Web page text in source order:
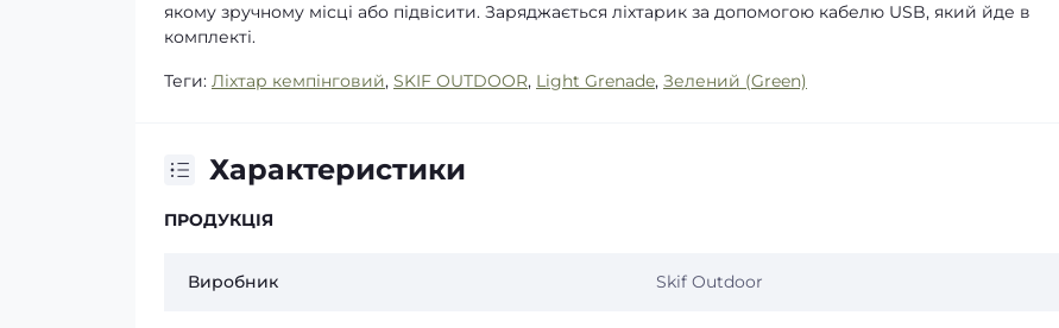
якому зручному місці або підвісити. Заряджається ліхтарик за допомогою кабелю USB, який йде в
комплекті.
Теги: Ліхтар кемпінговий, SKIF OUTDOOR, Light Grenade, Зелений (Green)
Характеристики
ПРОДУКЦІЯ
Виробник Skif Outdoor